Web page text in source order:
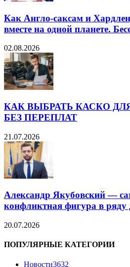
Как Англо-саксам и
вместе на одной планете.
02.08.2026
КАК ВЫБРАТЬ КАСКО
БЕЗ ПЕРЕПЛАТ
21.07.2026
Александр Якубовский —
конфликтная фигура в ряду
20.07.2026
ПОПУЛЯРНЫЕ КАТЕГОРИИ
Новости3632